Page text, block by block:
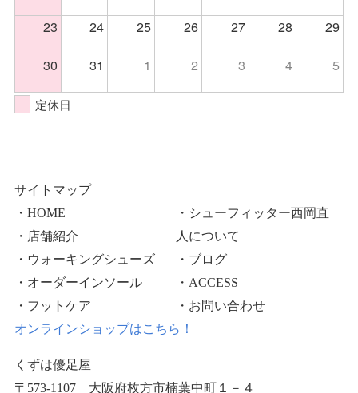
23
24 25 26 27 28
29
30
31 1 2 3 4 5
定休日
サイトマップ
・HOME
・店舗紹介
・ウォーキングシューズ
・オーダーインソール
・フットケア
・シューフィッター西岡直
人について
・ブログ
・ACCESS
・お問い合わせ
オンラインショップはこちら！
くずは優足屋
〒573-1107 大阪府枚方市楠葉中町１－４